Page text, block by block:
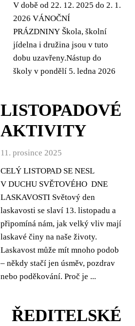
V době od 22. 12. 2025 do 2. 1.
2026 VÁNOČNÍ
PRÁZDNINY Škola, školní
jídelna i družina jsou v tuto
dobu uzavřeny.Nástup do
školy v pondělí 5. ledna 2026
LISTOPADOVÉ
AKTIVITY
11. prosince 2025
CELÝ LISTOPAD SE NESL
V DUCHU SVĚTOVÉHO DNE
LASKAVOSTI Světový den
laskavosti se slaví 13. listopadu a
připomíná nám, jak velký vliv mají
laskavé činy na naše životy.
Laskavost může mít mnoho podob
– někdy stačí jen úsměv, pozdrav
nebo poděkování. Proč je ...
ŘEDITELSKÉ